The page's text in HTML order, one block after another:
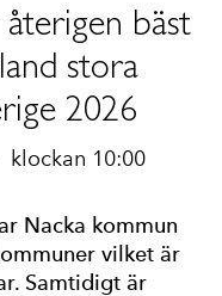
bäst
stora
2026
klockan 10:00
Nacka kommun
vilket är
Samtidigt är